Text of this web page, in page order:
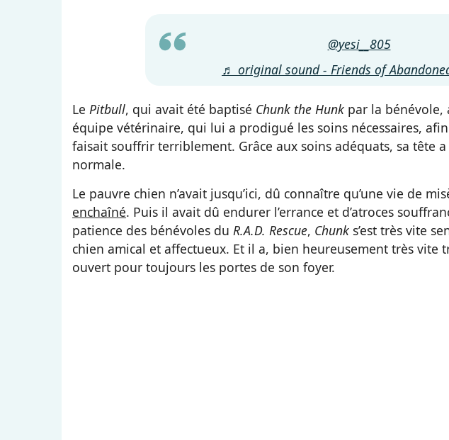
@yesi__805
♬ original sound - Friends of
Le Pitbull, qui avait été baptisé Chunk the Hunk par la bénévole,
équipe vétérinaire, qui lui a prodigué les soins nécessaires,
faisait souffrir terriblement. Grâce aux soins adéquats, sa tête
normale.
Le pauvre chien n’avait jusqu’ici, dû connaître qu’une vie de
enchaîné. Puis il avait dû endurer l’errance et d’atroces
patience des bénévoles du R.A.D. Rescue, Chunk s’est très vite
chien amical et affectueux. Et il a, bien heureusement très
ouvert pour toujours les portes de son foyer.